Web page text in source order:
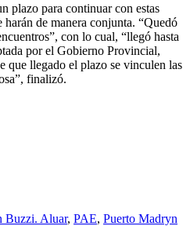
plazo para continuar con estas
de manera conjunta. “Quedó
con lo cual, “llegó hasta
por el Gobierno Provincial,
que llegado el plazo se vinculen las
finalizó.
Buzzi. Aluar, PAE, Puerto Madryn